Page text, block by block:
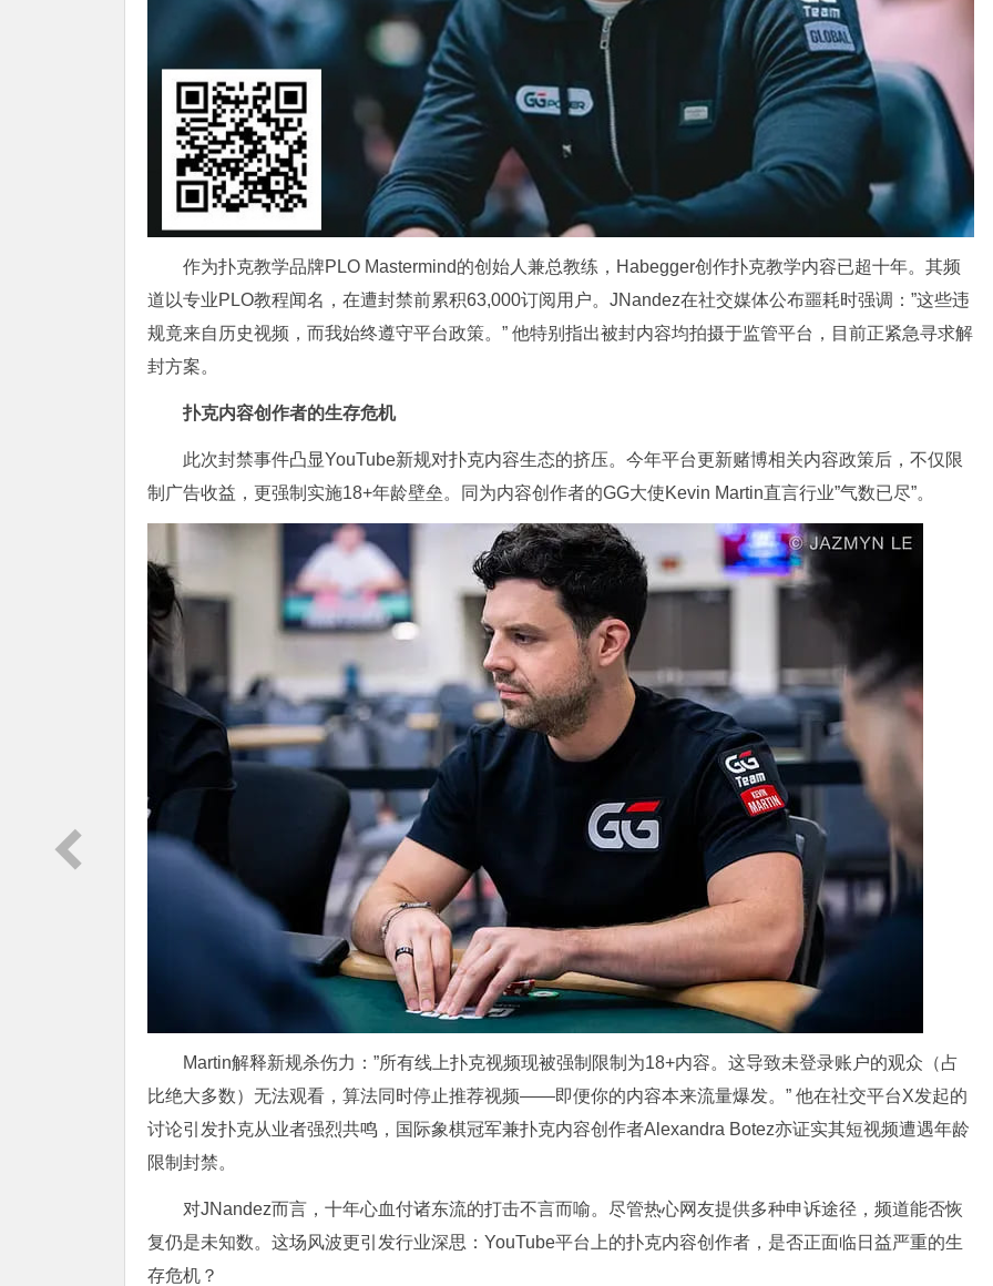
作为扑克教学品牌PLO Mastermind的创始人兼总教练，Habegger创作扑克教学内容已超十年。其频
道以专业PLO教程闻名，在遭封禁前累积63,000订阅用户。JNandez在社交媒体公布噩耗时强调：”这些违
规竟来自历史视频，而我始终遵守平台政策。” 他特别指出被封内容均拍摄于监管平台，目前正紧急寻求解
封方案。
扑克内容创作者的生存危机
此次封禁事件凸显YouTube新规对扑克内容生态的挤压。今年平台更新赌博相关内容政策后，不仅限
制广告收益，更强制实施18+年龄壁垒。同为内容创作者的GG大使Kevin Martin直言行业”气数已尽”。
Martin解释新规杀伤力：”所有线上扑克视频现被强制限制为18+内容。这导致未登录账户的观众（占
比绝大多数）无法观看，算法同时停止推荐视频——即便你的内容本来流量爆发。” 他在社交平台X发起的
讨论引发扑克从业者强烈共鸣，国际象棋冠军兼扑克内容创作者Alexandra Botez亦证实其短视频遭遇年龄
限制封禁。
对JNandez而言，十年心血付诸东流的打击不言而喻。尽管热心网友提供多种申诉途径，频道能否恢
复仍是未知数。这场风波更引发行业深思：YouTube平台上的扑克内容创作者，是否正面临日益严重的生
存危机？